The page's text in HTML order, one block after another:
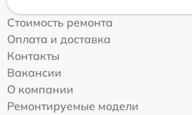
Стоимость ремонта
Оплата и доставка
Контакты
Вакансии
О компании
Ремонтируемые модели